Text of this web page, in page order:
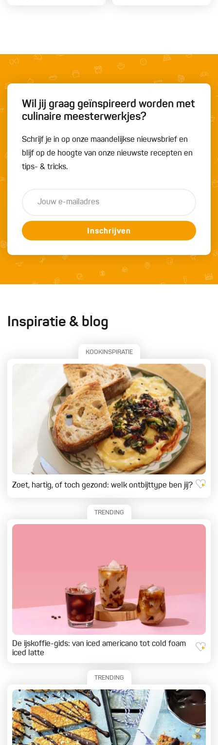
Wil jij graag geïnspireerd worden met
culinaire meesterwerkjes?
Schrijf je in op onze maandelijkse nieuwsbrief en
blijf op de hoogte van onze nieuwste recepten en
tips- & tricks.
Inschrijven
Inspiratie & blog
KOOKINSPIRATIE
Zoet, hartig, of toch gezond: welk ontbijttype ben jij?
TRENDING
De ijskoffie-gids: van iced americano tot cold foam
iced latte
TRENDING